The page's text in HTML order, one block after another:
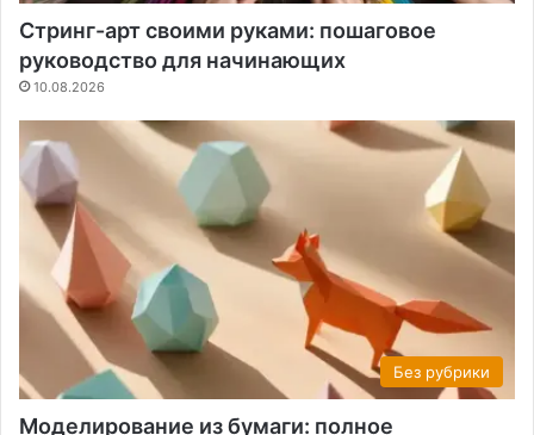
Стринг-арт своими руками: пошаговое
руководство для начинающих
10.08.2026
Без рубрики
Моделирование из бумаги: полное